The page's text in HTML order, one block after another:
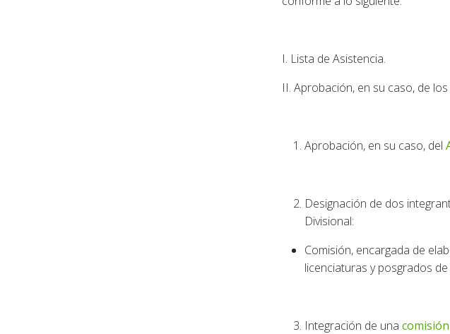
I. Lista de Asistencia.
II. Aprobación, en su caso, de
Aprobación, en su caso, del
Designación de dos
Divisional:
Comisión, encargada de
licenciaturas y posgrados
Integración de una comisión